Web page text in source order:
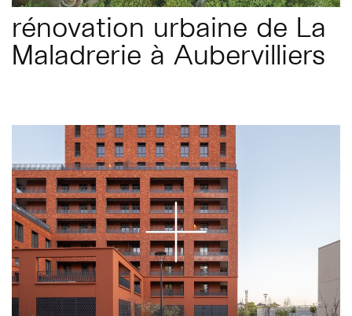
rénovation urbaine de La
Maladrerie à Aubervilliers